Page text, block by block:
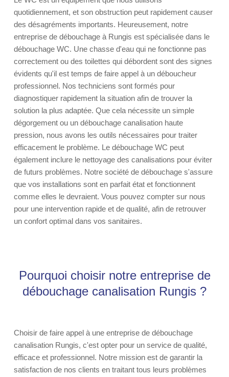
quotidiennement, et son obstruction peut rapidement causer
des désagréments importants. Heureusement, notre
entreprise de débouchage à Rungis est spécialisée dans le
débouchage WC. Une chasse d'eau qui ne fonctionne pas
correctement ou des toilettes qui débordent sont des signes
évidents qu'il est temps de faire appel à un déboucheur
professionnel. Nos techniciens sont formés pour
diagnostiquer rapidement la situation afin de trouver la
solution la plus adaptée. Que cela nécessite un simple
dégorgement ou un débouchage canalisation haute
pression, nous avons les outils nécessaires pour traiter
efficacement le problème. Le débouchage WC peut
également inclure le nettoyage des canalisations pour éviter
de futurs problèmes. Notre société de débouchage s'assure
que vos installations sont en parfait état et fonctionnent
comme elles le devraient. Vous pouvez compter sur nous
pour une intervention rapide et de qualité, afin de retrouver
un confort optimal dans vos sanitaires.
Pourquoi choisir notre entreprise de
débouchage canalisation Rungis ?
Choisir de faire appel à une entreprise de débouchage
canalisation Rungis, c'est opter pour un service de qualité,
efficace et professionnel. Notre mission est de garantir la
satisfaction de nos clients en traitant tous leurs problèmes